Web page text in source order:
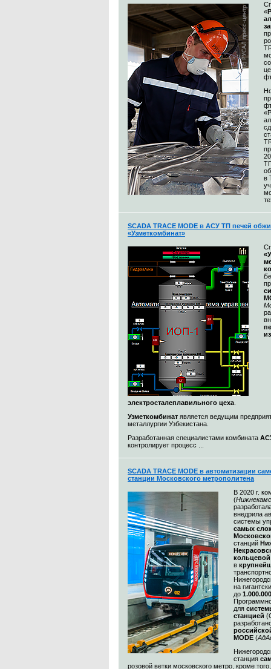
«
в
SCADA TRACE MODE в АСУ ТП печей
«Узметкомбинат»
электросталеплавильного цеха
Узметкомбинат является ведущим
металлургии Узбекистана.
Разработанная специалистами комбината
контролирует процесс ...
SCADA TRACE MODE в автоматизации
станции Московского метрополитена
В 2020 г.
(
внедрила
системы
самых
станций
в
на
до
для
станцией
MODE (
станция
розовой ветки московского метро, кроме